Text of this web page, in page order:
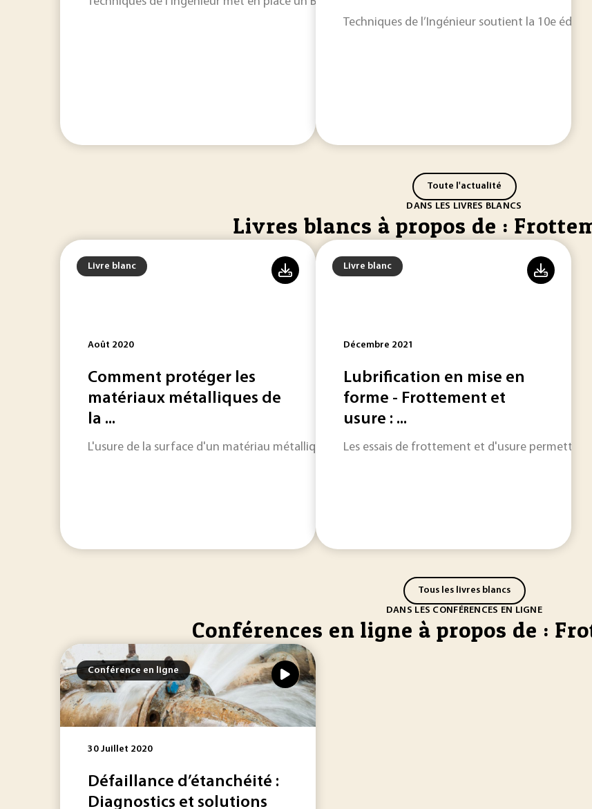
Techniques de l’Ingénieur soutient la 10e
Toute l'actualité
DANS LES LIVRES BLANCS
Livres blancs à propos de :
Livre blanc
Août 2020
Comment protéger les
matériaux métalliques de
la ...
L'usure de la surface d'un matériau métallique à cause du frottement et de la corrosion est
Livre blanc
Décembre 2021
Lubrification en mise en
forme - Frottement et
usure : ...
Les essais de frottement et d'usure
Tous les livres blancs
DANS LES CONFÉRENCES EN LIGNE
Conférences en ligne à propos de :
Conférence en ligne
30 Juillet 2020
Défaillance d’étanchéité :
Diagnostics et solutions